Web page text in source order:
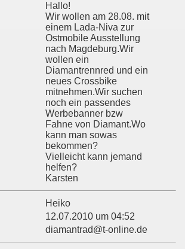
Hallo!
Wir wollen am 28.08. mit
einem Lada-Niva zur
Ostmobile Ausstellung
nach Magdeburg.Wir
wollen ein
Diamantrennred und ein
neues Crossbike
mitnehmen.Wir suchen
noch ein passendes
Werbebanner bzw
Fahne von Diamant.Wo
kann man sowas
bekommen?
Vielleicht kann jemand
helfen?
Karsten
Heiko
12.07.2010 um 04:52
diamantrad@t-online.de